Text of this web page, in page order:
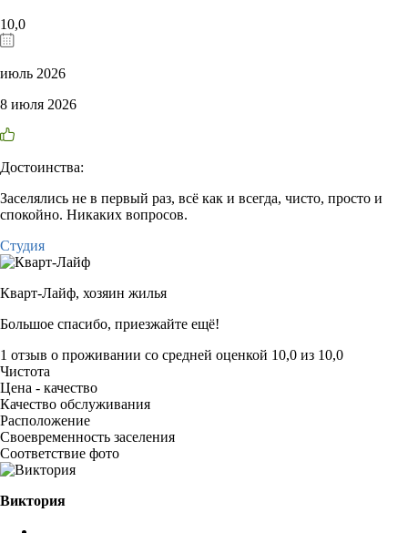
10,0
июль 2026
8 июля 2026
Достоинства:
Заселялись не в первый раз, всё как и всегда, чисто, просто и
спокойно. Никаких вопросов.
Студия
Кварт-Лайф, хозяин жилья
Большое спасибо, приезжайте ещё!
1 отзыв о проживании со средней оценкой 10,0 из 10,0
Чистота
Цена - качество
Качество обслуживания
Расположение
Своевременность заселения
Соответствие фото
Виктория